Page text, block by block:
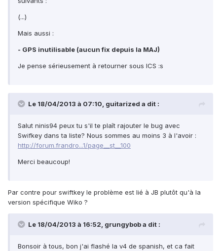
(...)
Mais aussi :
- GPS inutilisable (aucun fix depuis la MAJ)
Je pense sérieusement à retourner sous ICS :s
Le 18/04/2013 à 07:10, guitarized a dit :
Salut ninis94 peux tu s'il te plaît rajouter le bug avec
Swifkey dans ta liste? Nous sommes au moins 3 à l'avoir :
http://forum.frandro...1/page__st__100
Merci beaucoup!
Par contre pour swiftkey le problème est lié à JB plutôt qu'à la
version spécifique Wiko ?
Le 18/04/2013 à 16:52, grungybob a dit :
Bonsoir à tous, bon j'ai flashé la v4 de spanish, et ca fait